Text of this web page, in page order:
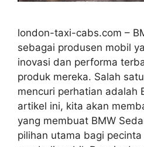
london-taxi-cabs.com –
sebagai produsen mobil
inovasi dan performa
produk mereka. Salah
mencuri perhatian adalah
artikel ini, kita akan
yang membuat BMW
pilihan utama bagi